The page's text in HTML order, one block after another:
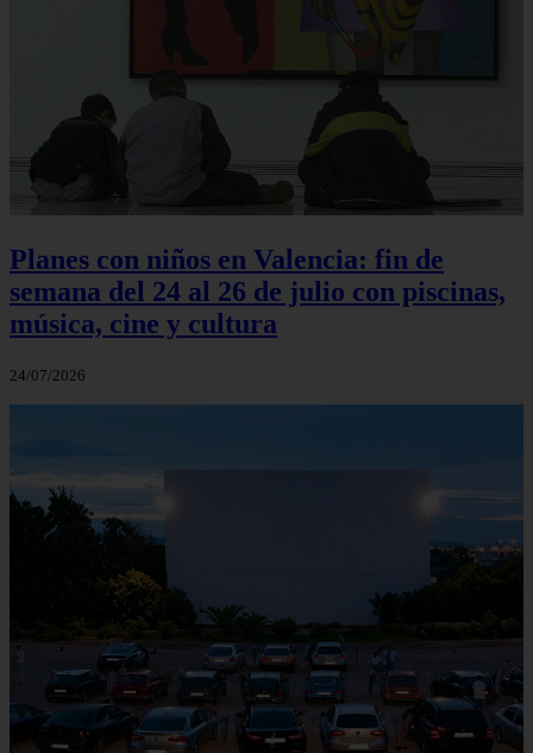
Planes con niños en Valencia: fin de
semana del 24 al 26 de julio con piscinas,
música, cine y cultura
24/07/2026